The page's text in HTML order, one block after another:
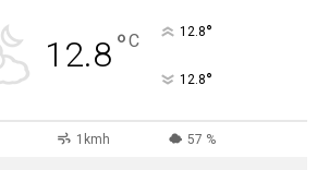
12.8°C 12.8°
12.8°
1kmh 57 %